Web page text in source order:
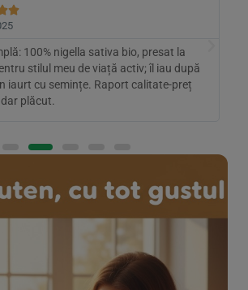

100% nigella sativa bio, presat la
stilul meu de viață activ; îl iau după
iaurt cu semințe. Raport calitate-preț
plăcut.